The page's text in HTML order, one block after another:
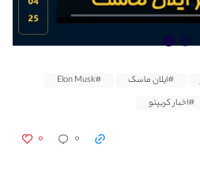
#ایلان ماسک
#Elon Musk
#اخبار کریپتو
۰ ۰